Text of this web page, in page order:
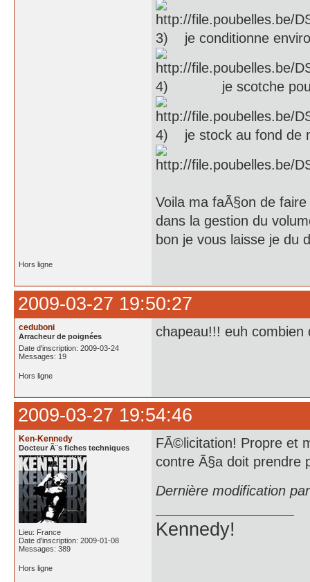
3) je conditionne
4) je scotche pour
4) je stock au fond de
Voila ma faÃ§on de
dans la gestion du
bon je vous laisse je du
Hors ligne
2009-03-27 19:50:27
ceduboni
Arracheur de poignées
Date d'inscription: 2009-03-24
Messages: 19
chapeau!!! euh
Hors ligne
2009-03-27 19:54:46
Ken-Kennedy
Docteur Ã¨s fiches techniques
Lieu: France
Date d'inscription: 2009-01-08
Messages: 389
FÃ©licitation! Propre et
contre Ã§a doit prendre
Dernière modification
Kennedy!
Hors ligne